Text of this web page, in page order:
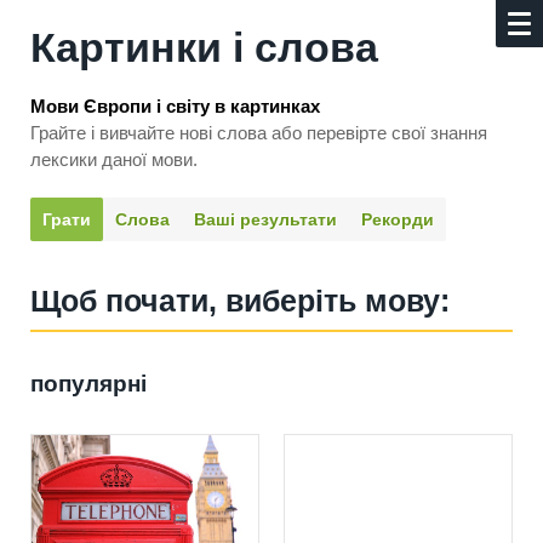
Картинки і слова
Мови Європи і світу в картинках
Грайте і вивчайте нові слова або перевірте свої знання
лексики даної мови.
Грати Слова Ваші результати Рекорди
Щоб почати, виберіть мову:
популярні